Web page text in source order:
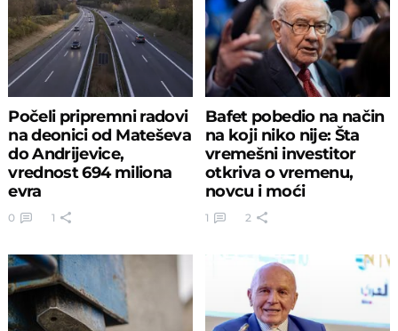
Počeli pripremni radovi
na deonici od Mateševa
do Andrijevice,
vrednost 694 miliona
evra
0 1
Bafet pobedio na način
na koji niko nije: Šta
vremešni investitor
otkriva o vremenu,
novcu i moći
1 2